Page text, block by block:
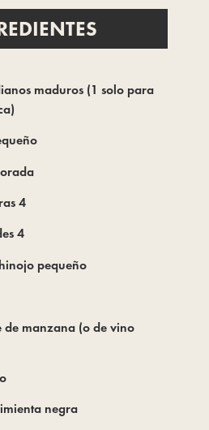
maduros (1 solo para
4
4
pequeño
de manzana (o de vino
negra